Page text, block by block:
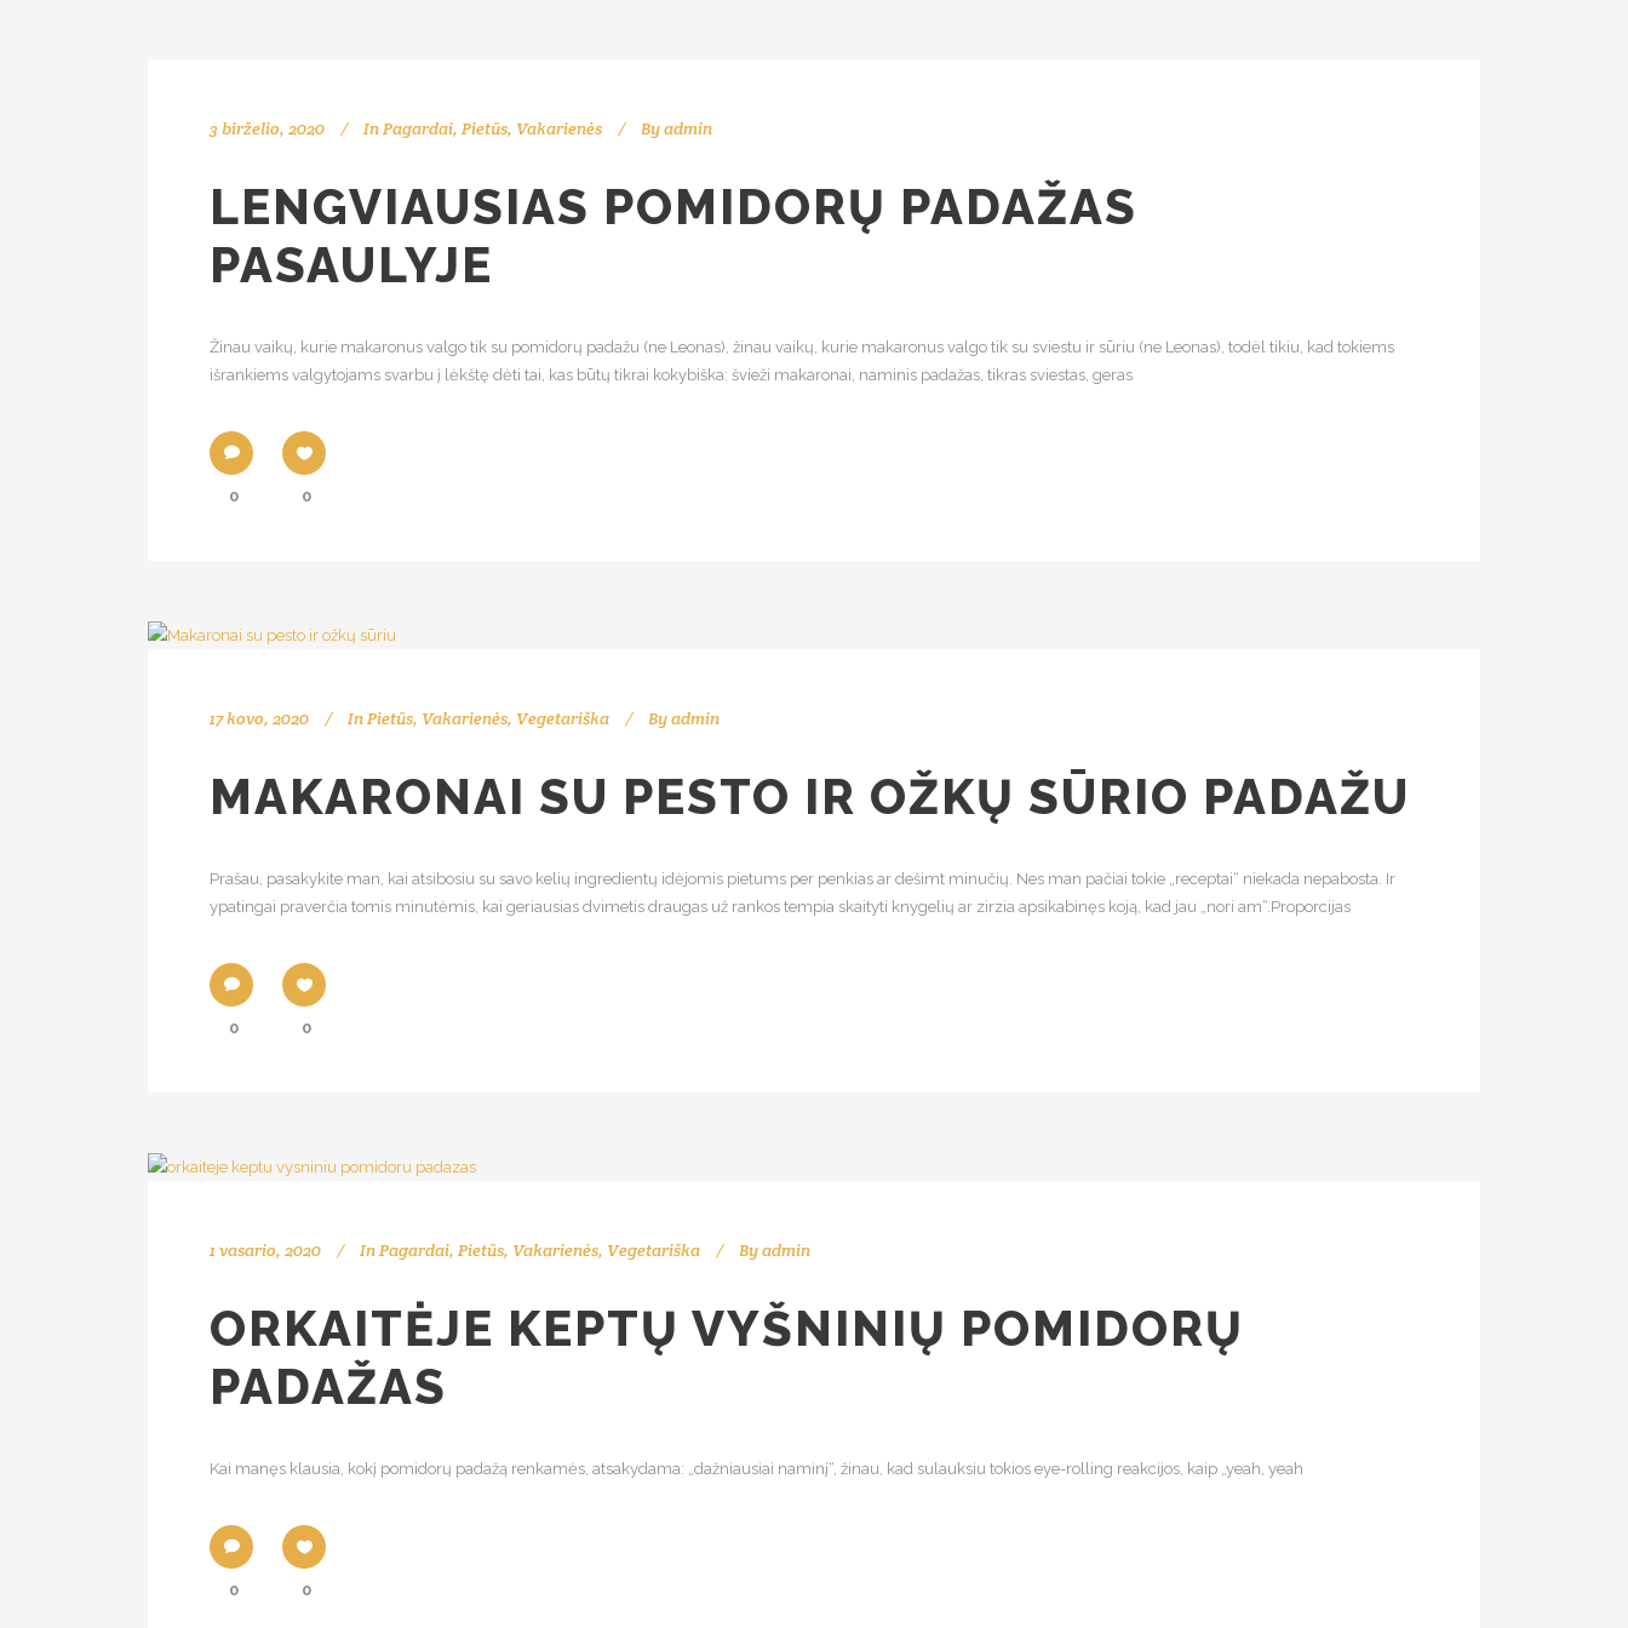
3 birželio, 2020 InPagardai, Pietūs, Vakarienės Byadmin
LENGVIAUSIAS POMIDORŲ PADAŽAS
PASAULYJE
Žinau vaikų, kurie makaronus valgo tik su pomidorų padažu (ne Leonas), žinau vaikų, kurie makaronus valgo tik su sviestu ir sūriu (ne Leonas), todėl tikiu, kad tokiems
išrankiems valgytojams svarbu į lėkštę dėti tai, kas būtų tikrai kokybiška: švieži makaronai, naminis padažas, tikras sviestas, geras
0 0
17 kovo, 2020 InPietūs, Vakarienės, Vegetariška Byadmin
MAKARONAI SU PESTO IR OŽKŲ SŪRIO PADAŽU
Prašau, pasakykite man, kai atsibosiu su savo kelių ingredientų idėjomis pietums per penkias ar dešimt minučių. Nes man pačiai tokie „receptai“ niekada nepabosta. Ir
ypatingai praverčia tomis minutėmis, kai geriausias dvimetis draugas už rankos tempia skaityti knygelių ar zirzia apsikabinęs koją, kad jau „nori am“.Proporcijas
0 0
1 vasario, 2020 InPagardai, Pietūs, Vakarienės, Vegetariška Byadmin
ORKAITĖJE KEPTŲ VYŠNINIŲ POMIDORŲ
PADAŽAS
Kai manęs klausia, kokį pomidorų padažą renkamės, atsakydama: „dažniausiai naminį“, žinau, kad sulauksiu tokios eye-rolling reakcijos, kaip „yeah, yeah
0 0